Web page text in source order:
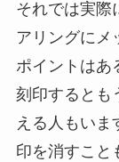
それでは実際
アリングにメ
ポイントはあ
刻印するとも
える人もいま
印を消すこと